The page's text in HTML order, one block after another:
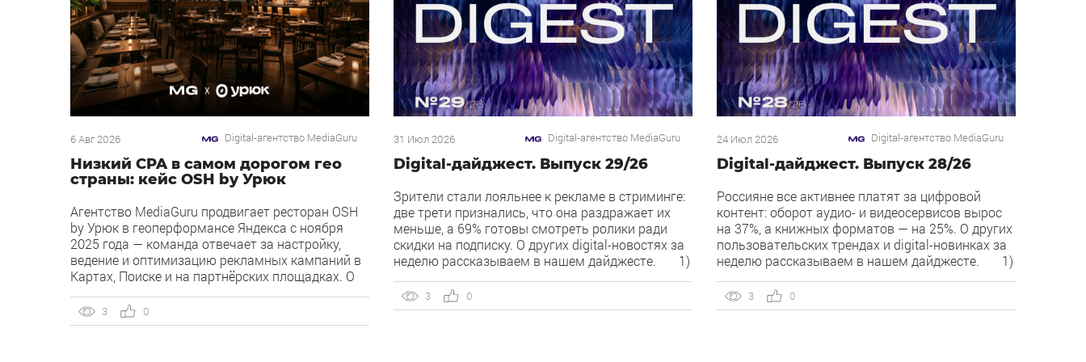
6 Авг 2026 Digital-агентство MediaGuru
Низкий CPA в самом дорогом гео
страны: кейс OSH by Урюк
Агентство MediaGuru продвигает ресторан OSH
by Урюк в геоперформансе Яндекса с ноября
2025 года — команда отвечает за настройку,
ведение и оптимизацию рекламных кампаний в
Картах, Поиске и на партнёрских площадках. О
открывшийся в конце 2025 года и объединивший
концепцию дубайского OSH с сетью «Урюк».
3 0
31 Июл 2026 Digital-агентство MediaGuru
Digital-дайджест. Выпуск 29/26
Зрители стали лояльнее к рекламе в стриминге:
две трети признались, что она раздражает их
меньше, а 69% готовы смотреть ролики ради
скидки на подписку. О других digital-новостях за
неделю рассказываем в нашем дайджесте. 1)
коллтрекинг. В Директе появился встроенный
динамический коллтрекинг — без доплат и
3 0
24 Июл 2026 Digital-агентство MediaGuru
Digital-дайджест. Выпуск 28/26
Россияне все активнее платят за цифровой
контент: оборот аудио- и видеосервисов вырос
на 37%, а книжных форматов — на 25%. О других
пользовательских трендах и digital-новинках за
неделю рассказываем в нашем дайджесте. 1)
Рекламной сети Яндекса. Рекламная сеть
Яндекса запускает формат Overlay, который
3 0